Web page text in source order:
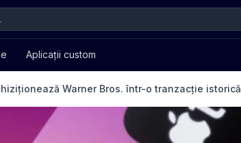
Aplicații custom
Warner Bros. într-o tranzacție istorică